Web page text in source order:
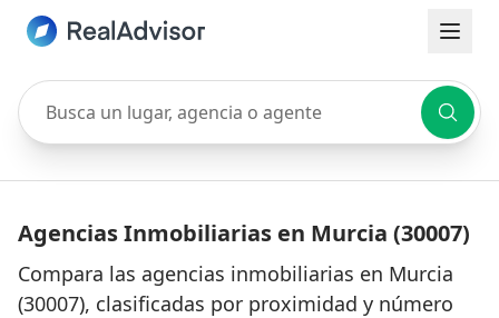
Busca un lugar, agencia o agente
Agencias Inmobiliarias en Murcia (30007)
Compara las agencias inmobiliarias en Murcia
(30007), clasificadas por proximidad y número